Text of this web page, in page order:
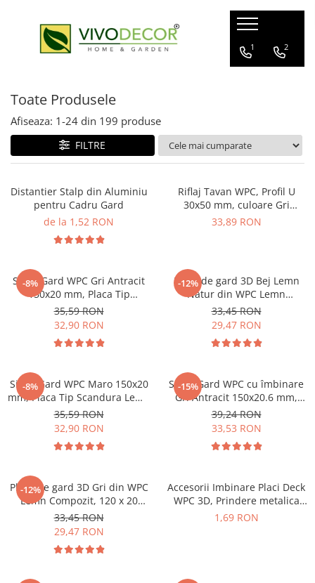
ALUMINIU GARD
BALCOANE ALUMINIU
PROFILE GARD ALUMINIU
GARD VIU ARTIFICIAL
PANOURI PLANTE ARTIFICIALE
FERONERIE
POARTA CULISANTA
POARTA AUTOPORTANTA
GHIDAJE PORTI
CUTII POSTALE
MANERE
1 2
Toate Produsele
Afiseaza: 1-24 din 199 produse
FILTRE
Distantier Stalp din Aluminiu
pentru Cadru Gard
de la 1,52 RON
Riflaj Tavan WPC, Profil U
30x50 mm, culoare Gri
Antracit , Lungime 2.8 m
33,89 RON
-8%
Sipca Gard WPC Gri Antracit
150x20 mm, Placa Tip
Scandura Lemn Compozit 1
ml
35,59 RON
32,90 RON
-12%
Placă de gard 3D Bej Lemn
Natur din WPC Lemn
Compozit, 120 x 20 mm,1 ml
33,45 RON
29,47 RON
-8%
Sipca Gard WPC Maro 150x20
mm, Placa Tip Scandura Lemn
Compozit 1 ml
35,59 RON
32,90 RON
-15%
Sipca Gard WPC cu îmbinare
Gri Antracit 150x20.6 mm,
Placa Tip Scandura Lemn
Compozit 1 ML
39,24 RON
33,53 RON
-12%
Placă de gard 3D Gri din WPC
Lemn Compozit, 120 x 20
mm,1 ml
33,45 RON
29,47 RON
Accesorii Imbinare Placi Deck
WPC 3D, Prindere metalica
pentru
1,69 RON